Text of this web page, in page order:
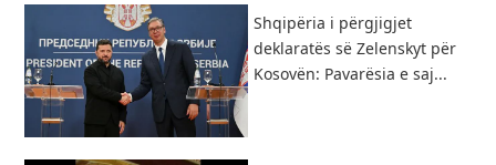
Shqipëria i përgjigjet
deklaratës së Zelenskyt për
Kosovën: Pavarësia e saj...